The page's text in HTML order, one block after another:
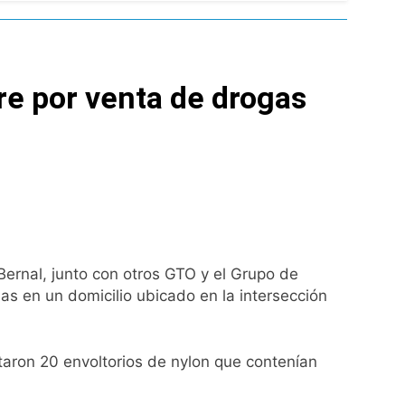
como «delincuentes anarquistas»
capítulo
hubo detenidos y
por venta de drogas
junto con otros GTO y el Grupo de
en un domicilio ubicado en la intersección
20 envoltorios de nylon que contenían